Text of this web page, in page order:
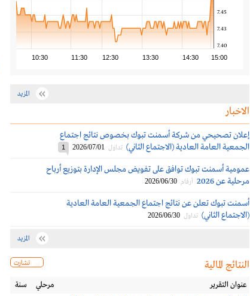
10:30 11:30 12:30 13:30 14:30 15:00
7.40
7.43
7.45
المزيد
الاخبار
إعلان تصحيحي من شركة أسمنت تبوك بخصوص نتائج اجتماع
الجمعية العامة العادية (الاجتماع الثاني) تداول 2026/07/01
1
عمومية أسمنت تبوك توافق على تفويض مجلس الإدارة بتوزيع أرباح
مرحلية عن 2026
أرقام 2026/06/30
أسمنت تبوك تعلن عن نتائج اجتماع الجمعية العامة العادية
(الاجتماع الثاني) تداول 2026/06/30
المزيد
تشارت النتائج المالية
عنوان التقرير مرحلي سنة